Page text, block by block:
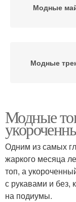
Модные
Модные
Топы в
Топы из
Модные
Одним из самых
жаркого месяца
топ, а
с рукавами и без,
на подиумы.